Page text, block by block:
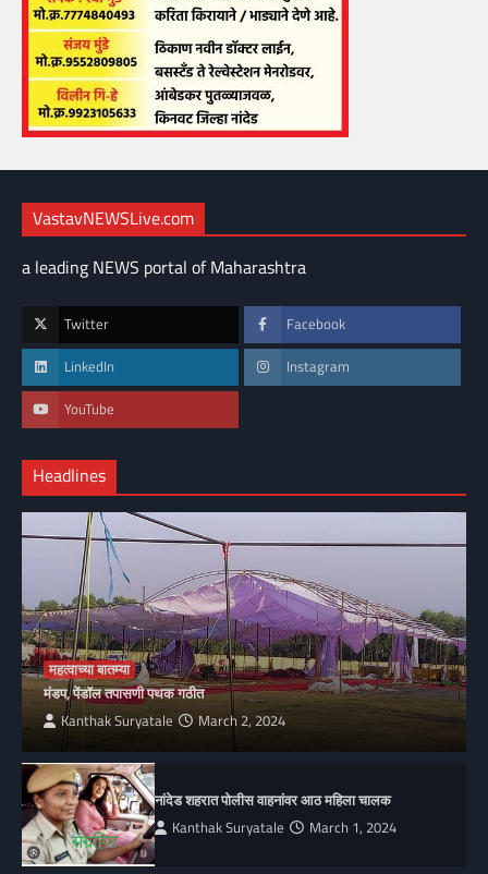
VastavNEWSLive.com
a leading NEWS portal of Maharashtra
Twitter Facebook
LinkedIn Instagram
YouTube
Headlines
महत्वाच्या बातम्या
मंडप, पेंडॉल तपासणी पथक गठीत
Kanthak Suryatale March 2, 2024
नांदेड शहरात पोलीस वाहनांवर आठ महिला चालक
Kanthak Suryatale March 1, 2024